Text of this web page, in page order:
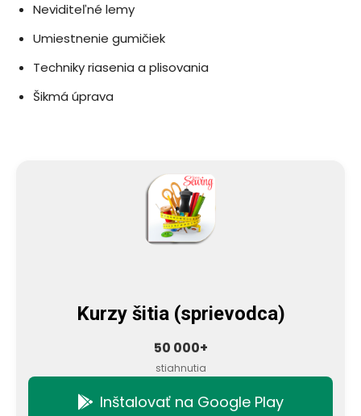
Neviditeľné lemy
Umiestnenie gumičiek
Techniky riasenia a plisovania
Šikmá úprava
Kurzy šitia (sprievodca)
50 000+
stiahnutia
Inštalovať na Google Play